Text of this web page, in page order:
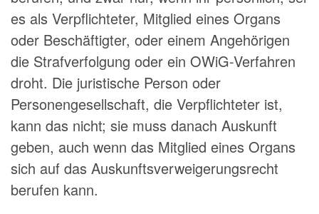
es als Verpflichteter, Mitglied eines Organs
oder Beschäftigter, oder einem Angehörigen
die Strafverfolgung oder ein OWiG-Verfahren
droht. Die juristische Person oder
Personengesellschaft, die Verpflichteter ist,
kann das nicht; sie muss danach Auskunft
geben, auch wenn das Mitglied eines Organs
sich auf das Auskunftsverweigerungsrecht
berufen kann.